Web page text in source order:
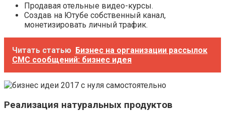
Продавая отельные видео-курсы.
Создав на Ютубе собственный канал,
монетизировать личный трафик.
Читать статью Бизнес на организации рассылок
СМС сообщений: бизнес идея
Реализация натуральных продуктов